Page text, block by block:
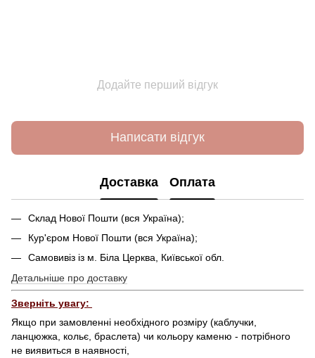
Додайте перший відгук
Написати відгук
Доставка Оплата
Склад Нової Пошти (вся Україна);
Кур'єром Нової Пошти (вся Україна);
Самовивіз із м. Біла Церква, Київської обл.
Детальніше про доставку
Зверніть увагу:
Якщо при замовленні необхідного розміру (каблучки,
ланцюжка, кольє, браслета) чи кольору каменю - потрібного
не виявиться в наявності,